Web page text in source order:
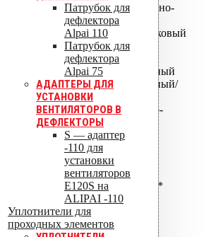
Патрубок для
дефлектора
Alpai 110
Патрубок для
дефлектора
Alpai 75
АДАПТЕРЫ ДЛЯ
УСТАНОВКИ
ВЕНТИЛЯТОРОВ В
ДЕФЛЕКТОРЫ
S — адаптер
-110 для
установки
вентиляторов
Е120S на
ALIPAI -110
Уплотнители для
проходных элементов
ALIPAI-110 дефлектор - Темно-
ALIPAI-110 дефлектор коньковый
ALIPAI-14 110 дефлектор
коньковый
ALIPAI-110 дефлектор скатный
ALIPAI-110 дефлектор скатный/
пологий
ALIPAI ПВХ -Ворот Светло-
серый
ALIPAI ПВХ -Ворот Темно-
ALIPAI-160 дефлектор*
ALIPAI-160/620 дефлектор*
ALIPAI-160/1000 дефлектор*
ALIPAI-160 дефлектор
коньковый*